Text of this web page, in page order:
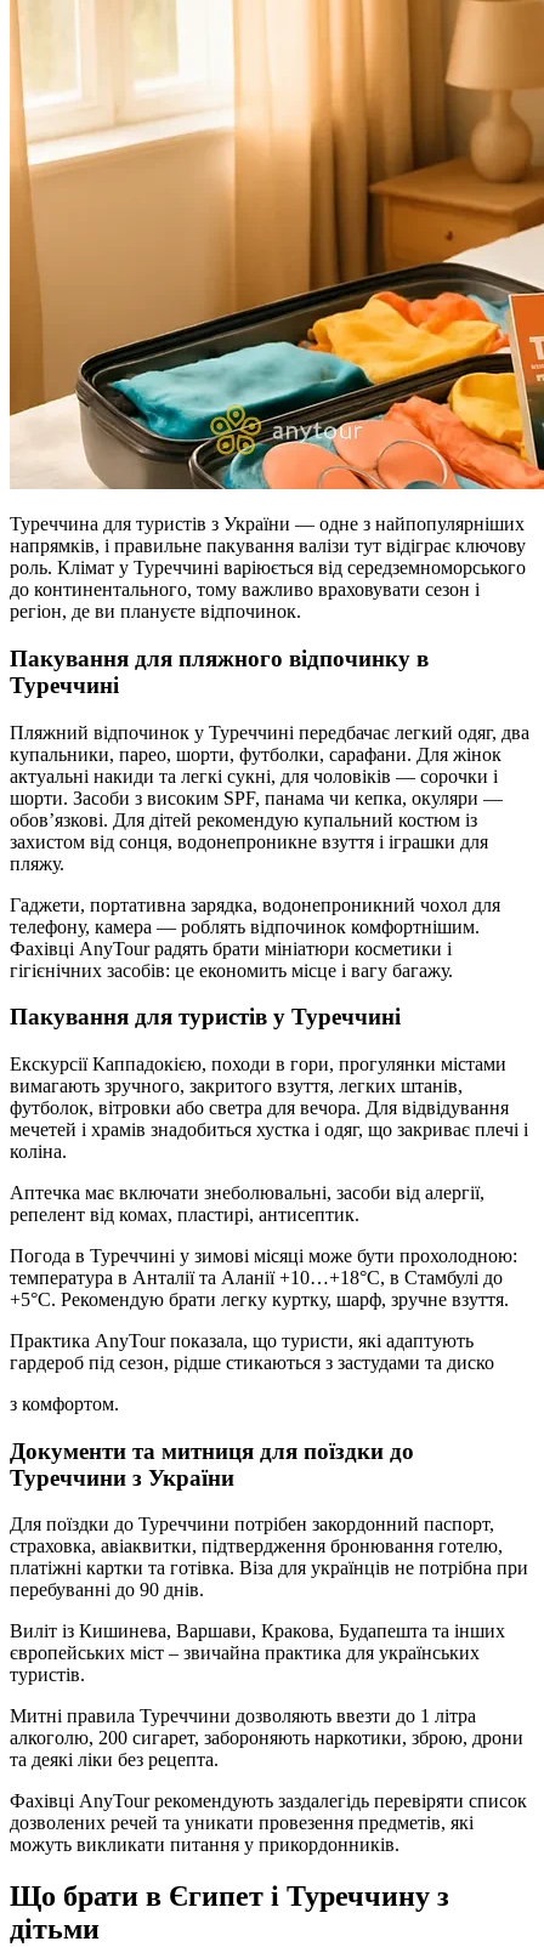
Туреччина для туристів з України — одне з найпопулярніших
напрямків, і правильне пакування валізи тут відіграє ключову
роль. Клімат у Туреччині варіюється від середземноморського
до континентального, тому важливо враховувати сезон і
регіон, де ви плануєте відпочинок.
Пакування для пляжного відпочинку в
Туреччині
Пляжний відпочинок у Туреччині передбачає легкий одяг, два
купальники, парео, шорти, футболки, сарафани. Для жінок
актуальні накиди та легкі сукні, для чоловіків — сорочки і
шорти. Засоби з високим SPF, панама чи кепка, окуляри —
обов’язкові. Для дітей рекомендую купальний костюм із
захистом від сонця, водонепроникне взуття і іграшки для
пляжу.
Гаджети, портативна зарядка, водонепроникний чохол для
телефону, камера — роблять відпочинок комфортнішим.
Фахівці AnyTour радять брати мініатюри косметики і
гігієнічних засобів: це економить місце і вагу багажу.
Пакування для туристів у Туреччині
Екскурсії Каппадокією, походи в гори, прогулянки містами
вимагають зручного, закритого взуття, легких штанів,
футболок, вітровки або светра для вечора. Для відвідування
мечетей і храмів знадобиться хустка і одяг, що закриває плечі і
коліна.
Аптечка має включати знеболювальні, засоби від алергії,
репелент від комах, пластирі, антисептик.
Погода в Туреччині у зимові місяці може бути прохолодною:
температура в Анталії та Аланії +10…+18°C, в Стамбулі до
+5°C. Рекомендую брати легку куртку, шарф, зручне взуття.
Практика AnyTour показала, що туристи, які адаптують
гардероб під сезон, рідше стикаються з застудами та диско
з комфортом.
Документи та митниця для поїздки до
Туреччини з України
Для поїздки до Туреччини потрібен закордонний паспорт,
страховка, авіаквитки, підтвердження бронювання готелю,
платіжні картки та готівка. Віза для українців не потрібна при
перебуванні до 90 днів.
Виліт із Кишинева, Варшави, Кракова, Будапешта та інших
європейських міст – звичайна практика для українських
туристів.
Митні правила Туреччини дозволяють ввезти до 1 літра
алкоголю, 200 сигарет, забороняють наркотики, зброю, дрони
та деякі ліки без рецепта.
Фахівці AnyTour рекомендують заздалегідь перевіряти список
дозволених речей та уникати провезення предметів, які
можуть викликати питання у прикордонників.
Що брати в Єгипет і Туреччину з
дітьми